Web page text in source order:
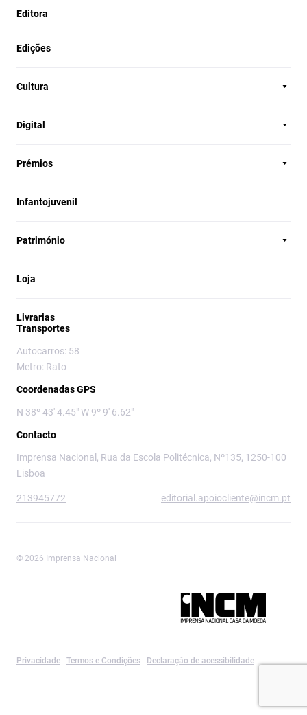
Editora
Edições
Cultura
Digital
Prémios
Infantojuvenil
Património
Loja
Livrarias
Transportes
Autocarros: 58
Metro: Rato
Coordenadas GPS
N 38º 43' 4.45" W 9º 9' 6.62"
Contacto
Imprensa Nacional, Rua da Escola Politécnica, Nº135, 1250-100
Lisboa
213945772 editorial.apoiocliente@incm.pt
© 2026 Imprensa Nacional
Privacidade Termos e Condições Declaração de acessibilidade